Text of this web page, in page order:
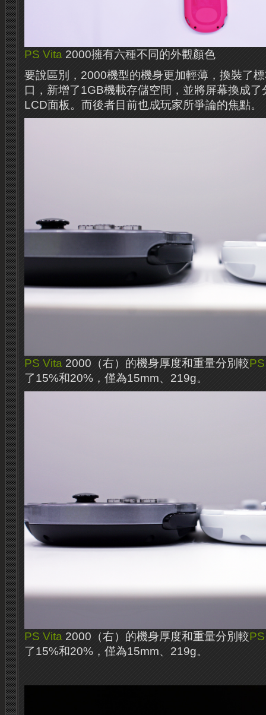
PS Vita 2000擁有六種不同的外觀顏色
要說區別，2000機型的機身更加輕薄，換裝了
口，新增了1GB機載存儲空間，並將屏幕換成
LCD面板。而後者目前也成玩家所爭論的焦點。
PS Vita 2000（右）的機身厚度和重量分別較
了15%和20%，僅為15mm、219g。
PS Vita 2000（右）的機身厚度和重量分別較
了15%和20%，僅為15mm、219g。